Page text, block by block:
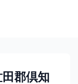
郡倶知